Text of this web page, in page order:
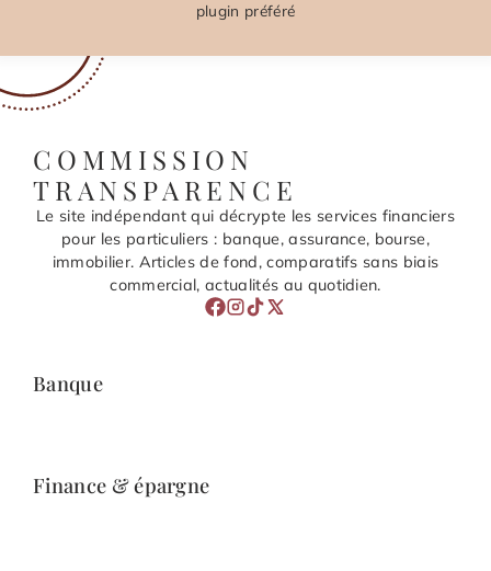
plugin préféré
COMMISSION
TRANSPARENCE
Le site indépendant qui décrypte les services financiers
pour les particuliers : banque, assurance, bourse,
immobilier. Articles de fond, comparatifs sans biais
commercial, actualités au quotidien.
Banque
Finance & épargne